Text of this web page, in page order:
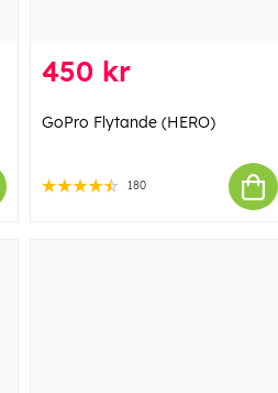
450 kr
GoPro Flytande (HERO)
180